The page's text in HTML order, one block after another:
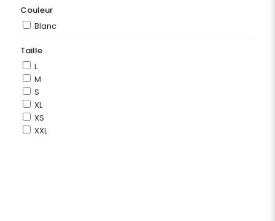
Couleur
Blanc
Taille
L
M
S
XL
XS
XXL